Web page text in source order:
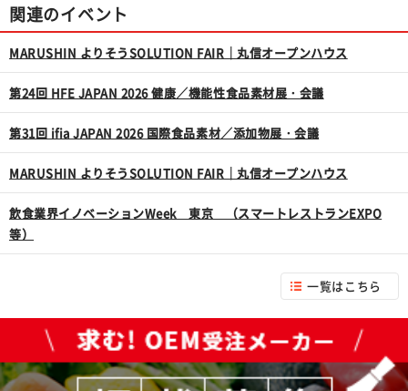
関連のイベント
MARUSHIN よりそうSOLUTION FAIR｜丸信オープンハウス
第24回 HFE JAPAN 2026 健康／機能性食品素材展・会議
第31回 ifia JAPAN 2026 国際食品素材／添加物展・会議
MARUSHIN よりそうSOLUTION FAIR｜丸信オープンハウス
飲食業界イノベーションWeek 東京 （スマートレストランEXPO
等）
一覧はこちら